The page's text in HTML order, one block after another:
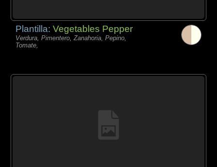
Plantilla:Vegetables Pepper
Verdura, Pimentero, Zanahoria, Pepino,
Tomate,